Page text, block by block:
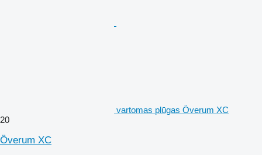
vartomas plūgas Överum XC
20
Överum XC